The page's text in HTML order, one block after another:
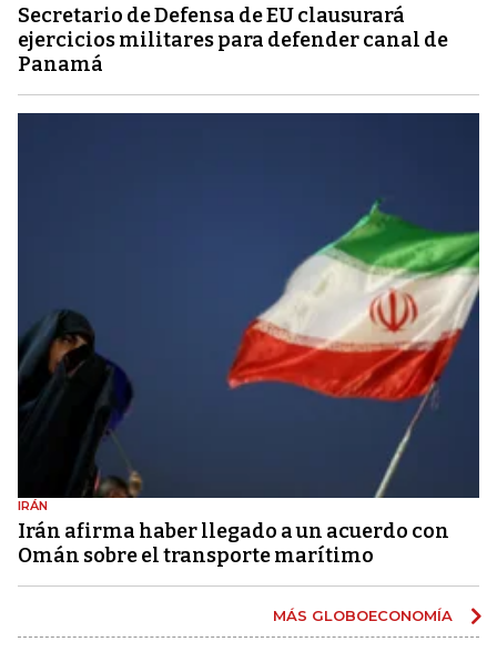
Secretario de Defensa de EU clausurará
ejercicios militares para defender canal de
Panamá
IRÁN
Irán afirma haber llegado a un acuerdo con
Omán sobre el transporte marítimo
MÁS GLOBOECONOMÍA